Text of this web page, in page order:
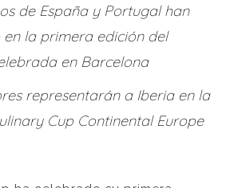
de España y Portugal han
la primera edición del
en Barcelona
representarán a Iberia en la
Cup Continental Europe